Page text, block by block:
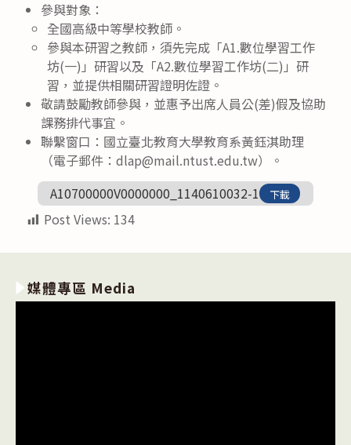
參與對象：
全國高級中等學校教師。
參與本研習之教師，須先完成「A1.數位學習工作
坊(一)」研習以及「A2.數位學習工作坊(二)」研
習，並提供相關研習證明佐證。
敬請鼓勵教師參與，並惠予出席人員公(差)假及協助
課務排代事宜。
聯繫窗口：國立臺北教育大學教育系黃鈺淇助理
（電子郵件：dlap@mail.ntust.edu.tw）。
A10700000V0000000_1140610032-1
下載
Post Views: 134
媒體專區 Media